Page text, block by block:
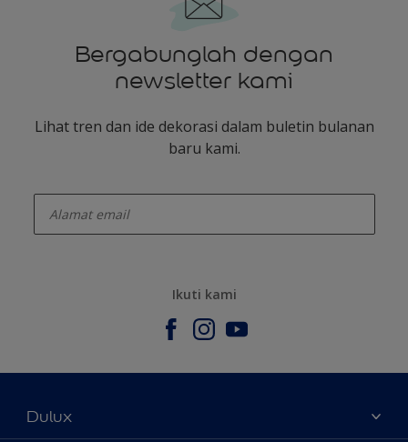
Bergabunglah dengan
newsletter kami
Lihat tren dan ide dekorasi dalam buletin bulanan
baru kami.
Ikuti kami
Dulux